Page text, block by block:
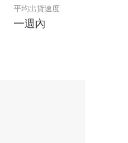
平均出貨速度
一週內